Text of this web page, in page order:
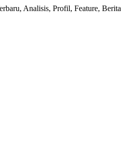
Analisis, Profil, Feature,